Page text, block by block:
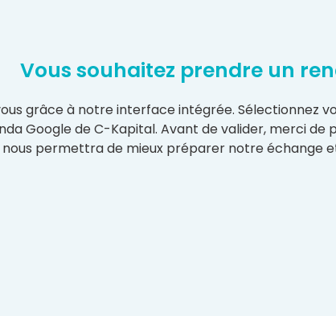
Vous souhaitez prendre un
grâce à notre interface intégrée. Sélectionnez
Google de C-Kapital. Avant de valider, merci
permettra de mieux préparer notre échange